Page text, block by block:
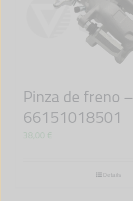
Pinza de freno –
66151018501
38,00 €
Details